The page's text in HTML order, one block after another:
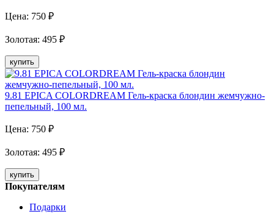
Цена: 750 ₽
Золотая: 495 ₽
купить
9.81 EPICA COLORDREAM Гель-краска блондин жемчужно-
пепельный, 100 мл.
Цена: 750 ₽
Золотая: 495 ₽
купить
Покупателям
Подарки